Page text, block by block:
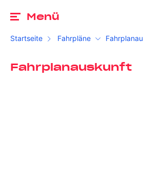
Menü
Startseite Fahrpläne
Fahrplanauskunft